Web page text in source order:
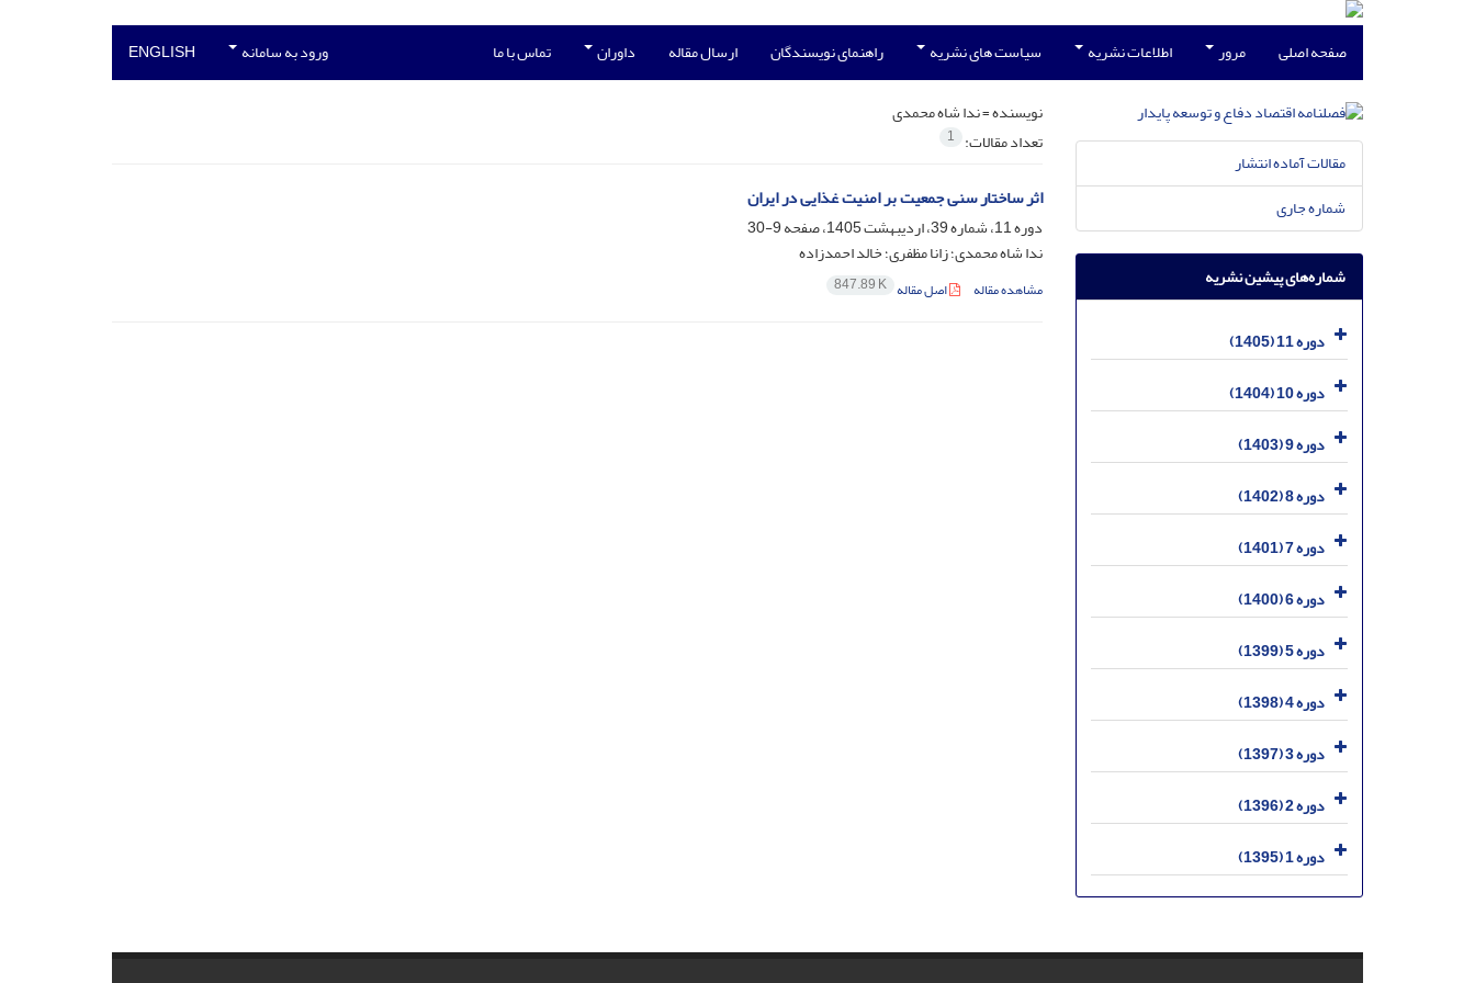
صفحه اصلی مرور اطلاعات نشریه سیاست های نشریه راهنمای نویسندگان ارسال مقاله داوران تماس با ما ورود به سامانه ENGLISH
نویسنده =ندا شاه محمدی
تعداد مقالات: 1
اثر ساختار سنی جمعیت بر امنیت غذایی در ایران
دوره 11، شماره 39، اردیبهشت 1405، صفحه
9-30
ندا شاه محمدی؛ زانا مظفری؛ خالد احمدزاده
مشاهده مقاله اصل مقاله 847.89 K
مقالات آماده انتشار
شماره جاری
شماره‌های پیشین نشریه
دوره 11 (1405)
دوره 10 (1404)
دوره 9 (1403)
دوره 8 (1402)
دوره 7 (1401)
دوره 6 (1400)
دوره 5 (1399)
دوره 4 (1398)
دوره 3 (1397)
دوره 2 (1396)
دوره 1 (1395)